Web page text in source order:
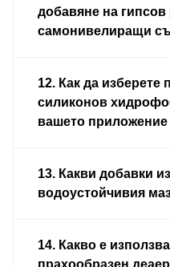
добавяне на
самонивелиращи
12. Как да изберете
силиконов
вашето приложение
13. Какви добавки
водоустойчивия
14. Какво е
прахообразен